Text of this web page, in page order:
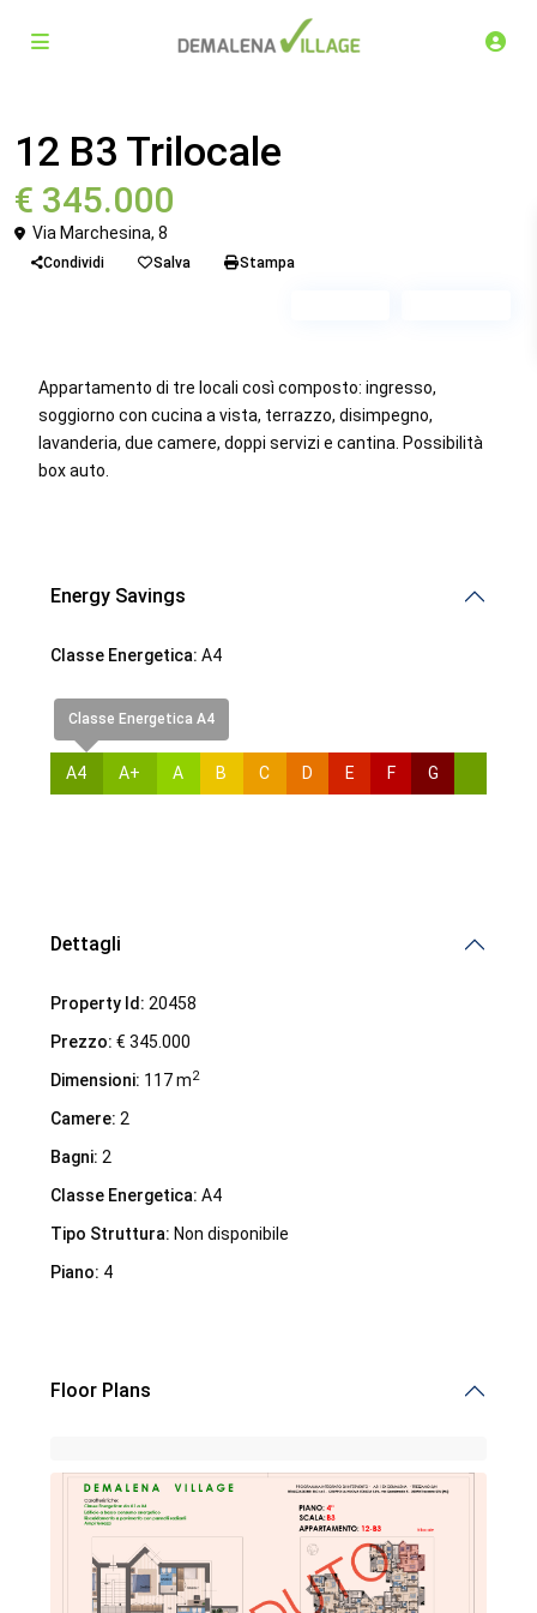
12 B3 Trilocale
€ 345.000
Via Marchesina, 8
Condividi Salva Stampa
Appartamento di tre locali così composto: ingresso,
soggiorno con cucina a vista, terrazzo, disimpegno,
lavanderia, due camere, doppi servizi e cantina. Possibilità
box auto.
Energy Savings
Classe Energetica: A4
Classe Energetica A4
A4 A+ A B C D E F G
Dettagli
Property Id: 20458
Prezzo: € 345.000
Dimensioni: 117 m2
Camere: 2
Bagni: 2
Classe Energetica: A4
Tipo Struttura: Non disponibile
Piano: 4
Floor Plans
0243115458
info@ihomeitalia.it
Tipologie